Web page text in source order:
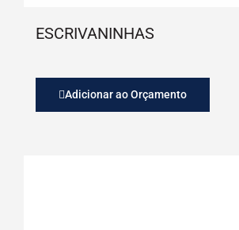
ESCRIVANINHAS
Adicionar ao Orçamento